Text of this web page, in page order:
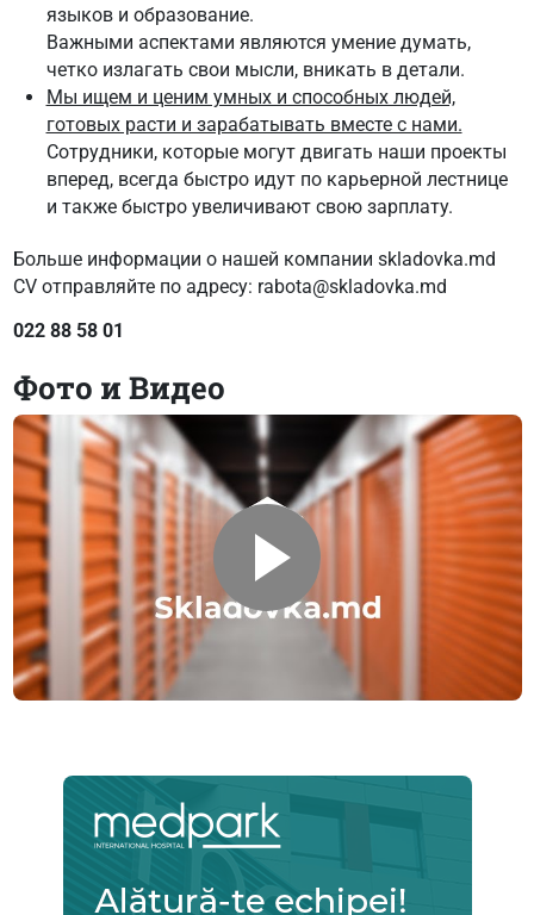
языков и образование.
Важными аспектами являются умение думать,
четко излагать свои мысли, вникать в детали.
Мы ищем и ценим умных и способных людей,
готовых расти и зарабатывать вместе с нами.
Сотрудники, которые могут двигать наши проекты
вперед, всегда быстро идут по карьерной лестнице
и также быстро увеличивают свою зарплату.
Больше информации о нашей компании skladovka.md
CV отправляйте по адресу: rabota@skladovka.md
022 88 58 01
Фото и Видео